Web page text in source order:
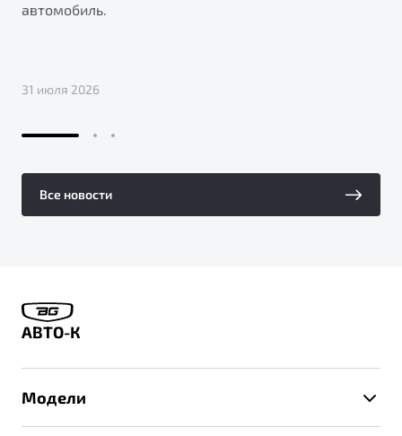
автомобиль.
31 июля 2026
Все новости
АВТО-К
Модели